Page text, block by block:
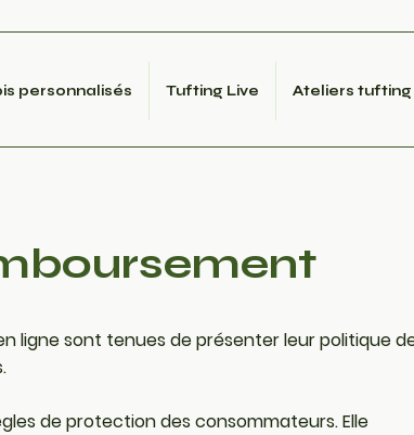
personnalisés Tufting Live Ateliers tufting
ligne sont tenues de présenter leur politique
de protection des consommateurs. Elle